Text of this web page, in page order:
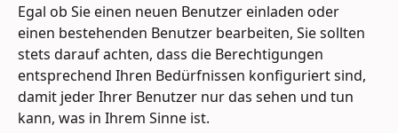
Egal ob Sie einen neuen Benutzer einladen oder
einen bestehenden Benutzer bearbeiten, Sie sollten
stets darauf achten, dass die Berechtigungen
entsprechend Ihren Bedürfnissen konfiguriert sind,
damit jeder Ihrer Benutzer nur das sehen und tun
kann, was in Ihrem Sinne ist.